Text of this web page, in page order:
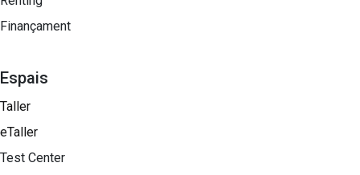
Finançament
Espais
Taller
eTaller
Test Center